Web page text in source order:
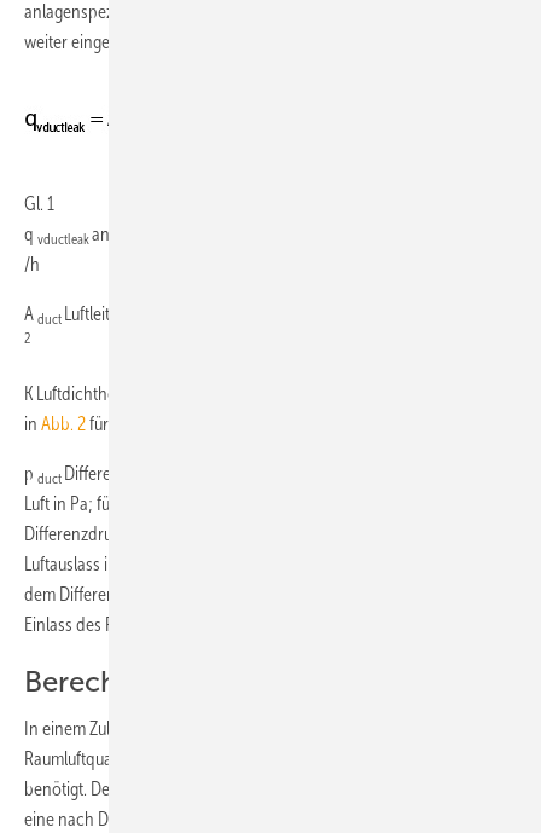
anlagenspezifischen Volumenstromanteile wird hier jedoch nicht
weiter eingegangen.
Gl. 1
q vductleakanteiliger Luftvolumenstrom durch Leitungsleckagen in m
/h
A duct Luftleitungsoberfläche (berechnet nach DIN EN 14 239 [5]) in m
2
K Luftdichtheit der Luftleitung in m
in Abb. 2für rechteckige und in
p duct Differenzdruck zwischen der Luftleitung und der umgebenden
Luft in Pa; für Zuluftleitungen gleich dem Mittelwert aus dem
Differenzdruck am Auslass des RLT-Systems und direkt vor dem
Luftauslass im Raum; für Abluftleitungen gleich dem Mittelwert aus
dem Differenzdruck direkt nach dem Lufteinlass im Raum und vor dem
Einlass des RLT-Systems
Berechnungsbeispiel Zuluft
In einem Zuluftleitungssystem wird für die vereinbarte
Raumluftqualität im Auslegungsfall 3720 m
benötigt. Der betrachtete Luftleitungsabschnitt ist 12 m lang und hat
eine nach DIN EN 14 239 berechnete Oberfläche von 85,6 m